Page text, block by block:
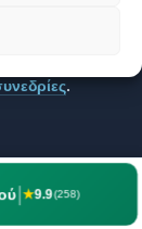
| ★9.9(258)
.